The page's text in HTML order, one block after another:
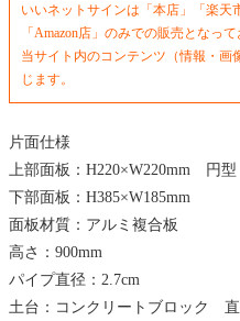
いいネットサインは「本店」「楽天
「Amazon店」のみでの販売となって
当サイト内のコンテンツ（情報・
じます。
片面仕様
上部面板：H220×W220mm 円型
下部面板：H385×W185mm
面板材質：アルミ複合板
高さ：900mm
パイプ直径：2.7cm
土台：コンクリートブロック